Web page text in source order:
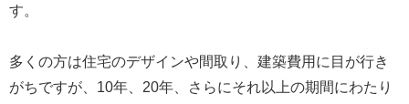
す。
多くの方は住宅のデザインや間取り、建築費用に目が行き
がちですが、10年、20年、さらにそれ以上の期間にわたり